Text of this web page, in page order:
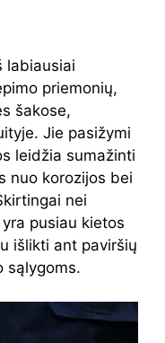
labiausiai
priemonių,
šakose,
Jie pasižymi
leidžia sumažinti
nuo korozijos bei
nei
pusiau kietos
išlikti ant paviršių
sąlygoms.